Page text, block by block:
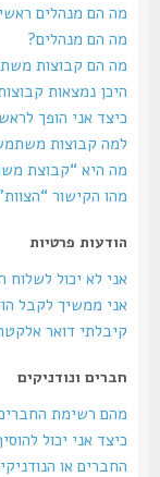
מה הם מנהלים ראשיים?
מה הם מנהלים?
מה הם קבוצות
היכן נמצאות קבוצות
כיצד אני הופך לראש
למה קבוצות משתמשים
מה היא “קבוצת
מהו הקישור “הצוות”?
הודעות פרטיות
אני לא יכול לשלוח
אני ממשיך לקבל
קיבלתי דואר
חברים ונודניקים
מהם רשימת החברים
כיצד אני יכול
החברים או הנודניקים